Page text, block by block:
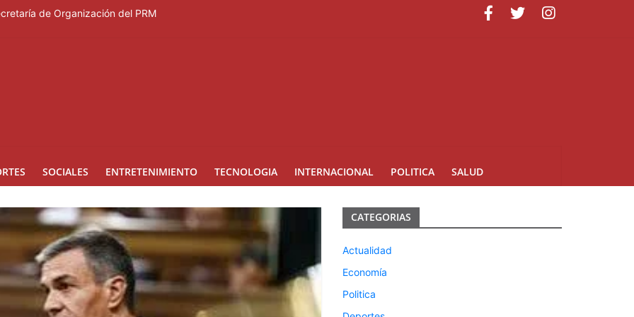
de Organización del PRM
SOCIALES ENTRETENIMIENTO TECNOLOGIA INTERNACIONAL POLITICA SALUD
CATEGORIAS
Actualidad
Economía
Politica